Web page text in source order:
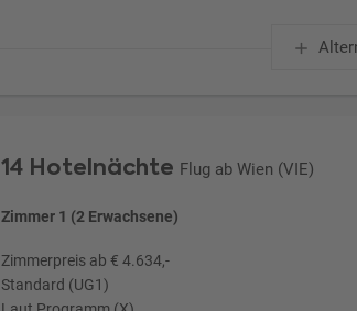
14 Hotelnächte Flug ab Wien (VIE)
Zimmer 1 (2 Erwachsene)
Zimmerpreis ab € 4.634,-
Standard (UG1)